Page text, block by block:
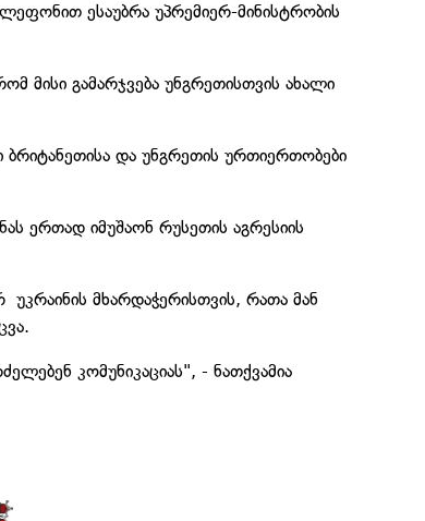
ესაუბრა უპრემიერ-მინისტრობის
მისი გამარჯვება უნგრეთისთვის ახალი
და უნგრეთის ურთიერთობები
ერთად იმუშაონ რუსეთის აგრესიის
უკრაინის მხარდაჭერისთვის, რათა მან
კომუნიკაციას", - ნათქვამია